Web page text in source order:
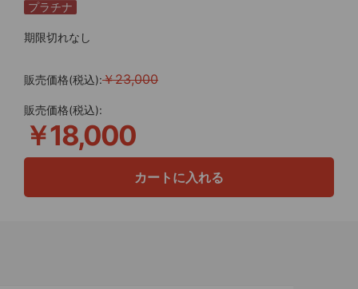
プラチナ
期限切れなし
販売価格(税込):￥23,000
販売価格(税込):
￥18,000
カートに入れる